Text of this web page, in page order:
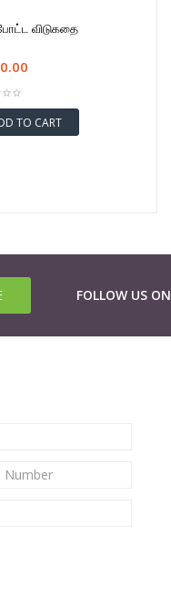
விடுகதை
TO CART
FOLLOW US ON